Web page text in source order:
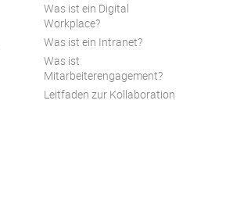
Was ist ein Digital
Workplace?
Was ist ein Intranet?
Was ist
Mitarbeiterengagement?
Leitfaden zur Kollaboration